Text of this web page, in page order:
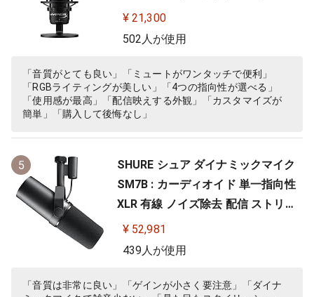
ーマー向け/PC,PS4使用可能 2年保
証 HMIQ1S-XX-RG/G (4P5P7AA)
¥ 21,300
502人が使用
「音質がとても良い」「ミュートがワンタッチで便利」
「RGBライティングが美しい」「4つの指向性が選べる」
「使用感が最高」「配信映えする外観」「カスタマイズが
簡単」「購入して後悔なし」
5
SHURE シュア ダイナミックマイク
SM7B : カーディオイド 単一指向性
XLR 有線 ノイズ除去 配信 ストリー
ミング 音声 音楽 演奏 録音 レコーデ
ィング YouTube 実況 ゲーム ゲーミ
宅録 テレワーク【国内正規品/メー
¥ 52,981
439人が使用
「音質は非常に良い」「ゲインが小さく要注意」「ダイナ